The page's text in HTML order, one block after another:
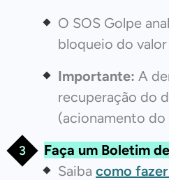
O SOS Golpe
bloqueio do
Importante: A
recuperação do
(acionamento do
Faça um Boletim
Saiba como